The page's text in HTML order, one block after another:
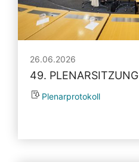
26.06.2026
49. PLENARSITZUNG
Plenarprotokoll